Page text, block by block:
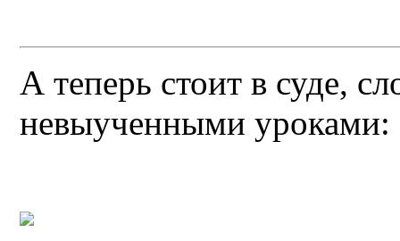
А теперь стоит в суде,
невыученными уроками: